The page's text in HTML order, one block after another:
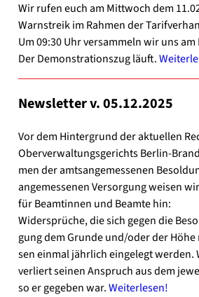
Wir rufen euch am Mitt­woch dem
Warn­streik im Rah­men der
Um 09:30 Uhr ver­sam­meln wir uns
Der Demons­tra­ti­ons­zug läuft.
News­let­ter v. 05.12.2025
Vor dem Hin­ter­grund der aktu­el­len
Ober­ver­wal­tungs­ge­richts Berlin-
men der amts­an­ge­mes­se­nen
an­ge­mes­se­nen Ver­sor­gung wei­sen
für Beam­tin­nen und Beam­te hin:
Wider­sprü­che, die sich gegen die
gung dem Grun­de und/oder der
sen ein­mal jähr­lich ein­ge­legt wer­den.
ver­liert sei­nen Anspruch aus dem
so er gege­ben war.Wei­ter­le­sen!